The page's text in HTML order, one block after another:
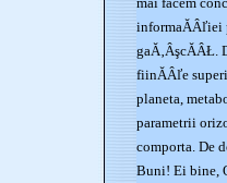
informaĂÂľiei
gaĂ‚ÂşcĂÂŁ.
fiinĂÂľe
planeta,
parametrii
comporta. De
Buni! Ei bine,